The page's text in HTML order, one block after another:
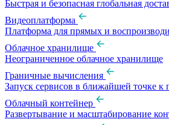
Быстрая и безопасная глобальная
Видеоплатформа
Платформа для прямых и
Облачное хранилище
Неограниченное облачное хранилище
Граничные вычисления
Запуск сервисов в ближайшей точке к
Облачный контейнер
Развертывание и масштабирование